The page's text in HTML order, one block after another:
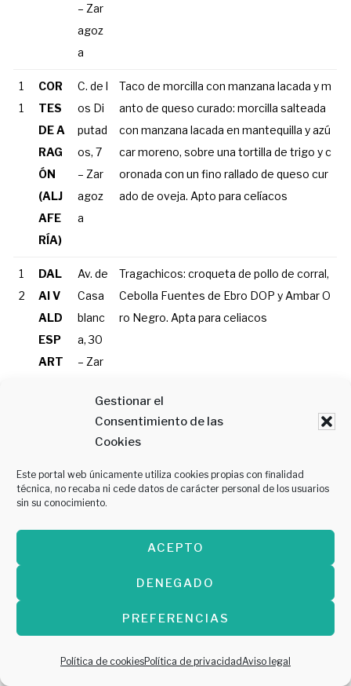
Gestionar el
Consentimiento de las
Cookies
Este portal web únicamente utiliza cookies propias con finalidad
técnica, no recaba ni cede datos de carácter personal de los usuarios
sin su conocimiento.
ACEPTO
DENEGADO
PREFERENCIAS
Política de cookiesPolítica de privacidadAviso legal
– Zar
agoz
a
1
1
COR
TES
DE A
RAG
ÓN
(ALJ
AFE
RÍA)
C. de l
os Di
putad
os, 7
– Zar
agoz
a
Taco de morcilla con manzana lacada y m
anto de queso curado: morcilla salteada
con manzana lacada en mantequilla y azú
car moreno, sobre una tortilla de trigo y c
oronada con un fino rallado de queso cur
ado de oveja. Apto para celíacos
1
2
DAL
AI V
ALD
ESP
ART
Av. de
Casa
blanc
a, 30
– Zar
Tragachicos: croqueta de pollo de corral,
Cebolla Fuentes de Ebro DOP y Ambar O
ro Negro. Apta para celiacos
GÚ
C. de
do Ib
arra,
4 – Z
Panipuri de tartar de atún: crujiente relle
panceta ibérica
1
gón,
GP con Melocotón de Calanda DOP en al